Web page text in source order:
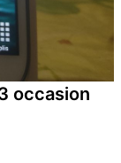
occasion